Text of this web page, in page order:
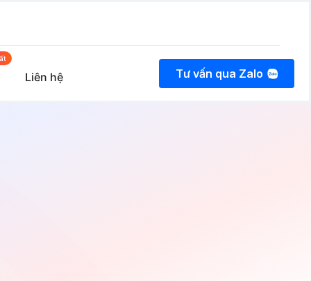
Liên hệ Tư vấn qua Zalo